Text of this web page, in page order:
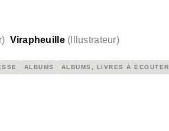
) Virapheuille ( Illustrateur)
ALBUMS ALBUMS, LIVRES À ÉCOUTER